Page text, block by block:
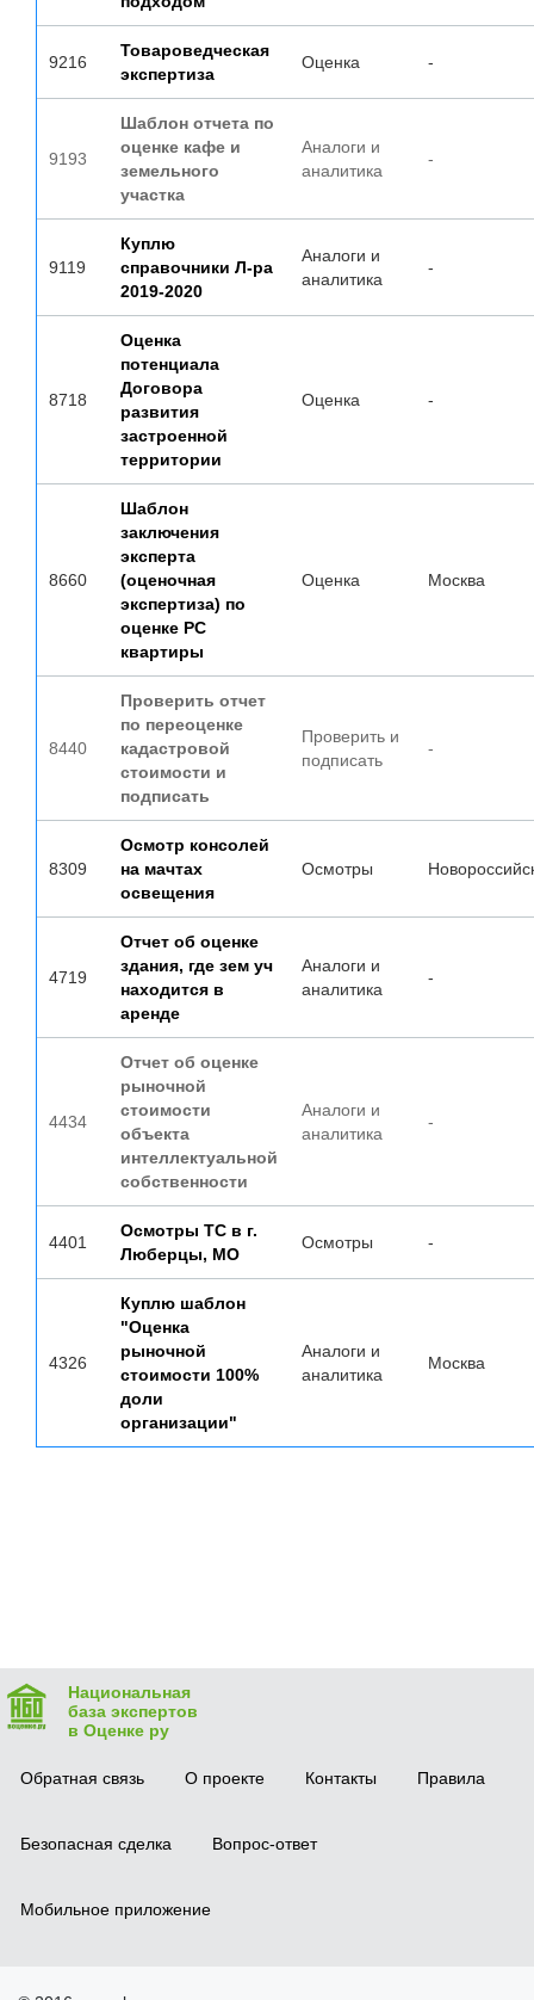
9216
Товароведческая
экспертиза
Оценка -
9193
Шаблон отчета по
оценке кафе и
земельного
участка
Аналоги и
аналитика
-
9119
Куплю
справочники Л-ра
2019-2020
Аналоги и
аналитика
-
8718
Оценка
потенциала
Договора
развития
застроенной
территории
Оценка -
8660
Шаблон
заключения
эксперта
(оценочная
экспертиза) по
оценке РС
квартиры
Оценка Москва
8440
Проверить отчет
по переоценке
кадастровой
стоимости и
подписать
Проверить и
подписать
-
8309
Осмотр консолей
на мачтах
освещения
Осмотры
4719
Отчет об оценке
здания, где зем уч
находится в
аренде
Аналоги и
аналитика
-
4434
Отчет об оценке
рыночной
стоимости
объекта
интеллектуальной
собственности
Аналоги и
аналитика
-
4401
Осмотры ТС в г.
Люберцы, МО
Осмотры -
4326
Куплю шаблон
"Оценка
рыночной
стоимости 100%
доли
организации"
Аналоги и
аналитика
Москва
Национальная
база экспертов
в Оценке ру
Обратная связь О проекте Контакты Правила
Безопасная сделка Вопрос-ответ
Мобильное приложение